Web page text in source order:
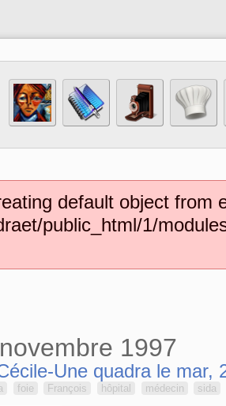
default object from
public_html/1/
1997
Une quadra le mar,
foie François hôpital médecin sida